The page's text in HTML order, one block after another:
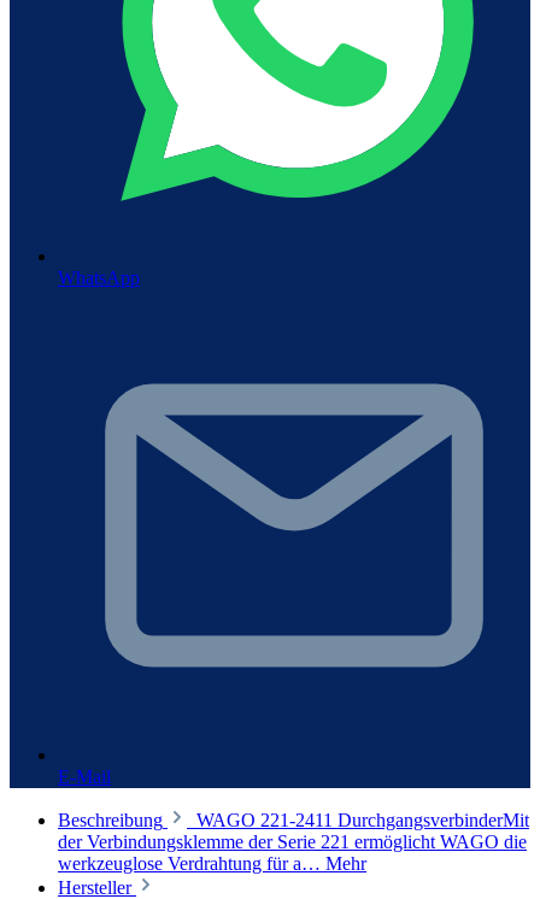
WhatsApp
E-Mail
Beschreibung
WAGO 221-2411 DurchgangsverbinderMit
der Verbindungsklemme der Serie 221 ermöglicht WAGO die
werkzeuglose Verdrahtung für a… Mehr
Hersteller